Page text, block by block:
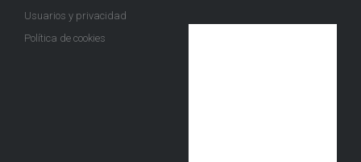
Usuarios y privacidad
Política de cookies